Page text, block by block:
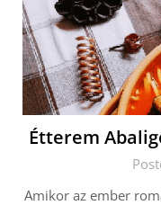
Étterem
Amikor az ember